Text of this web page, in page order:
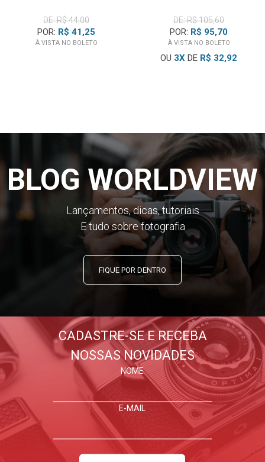
DE: R$ 44,00
POR: R$ 41,25
À VISTA NO BOLETO
DE: R$ 105,60
POR: R$ 95,70
À VISTA NO BOLETO
OU 3X DE R$ 32,92
BLOG WORLDVIEW
Lançamentos, dicas, tutoriais
E tudo sobre fotografia
FIQUE POR DENTRO
CADASTRE-SE E RECEBA
NOSSAS NOVIDADES
NOME
E-MAIL